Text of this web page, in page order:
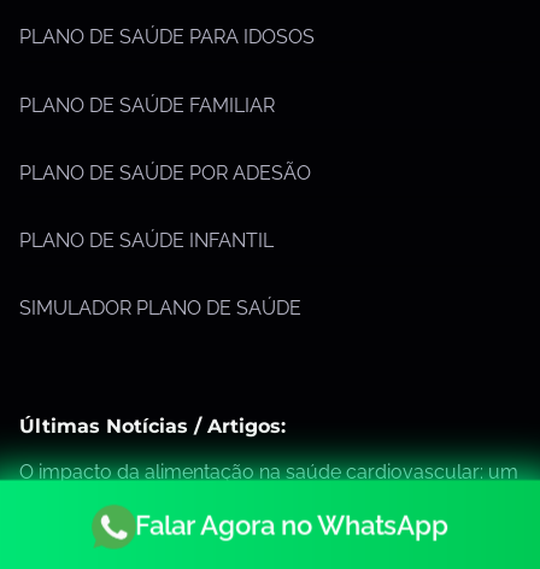
PLANO DE SAÚDE PARA IDOSOS
PLANO DE SAÚDE FAMILIAR
PLANO DE SAÚDE POR ADESÃO
PLANO DE SAÚDE INFANTIL
SIMULADOR PLANO DE SAÚDE
Últimas Notícias / Artigos:
O impacto da alimentação na saúde cardiovascular: um
guia completo para o bem-estar do coração
Falar Agora no WhatsApp